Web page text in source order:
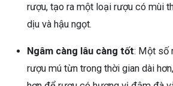
rượu, tạo ra một loại rượu có mùi
dịu và hậu ngọt.
Ngâm càng lâu càng tốt: Một số
rượu mú từn trong thời gian dài